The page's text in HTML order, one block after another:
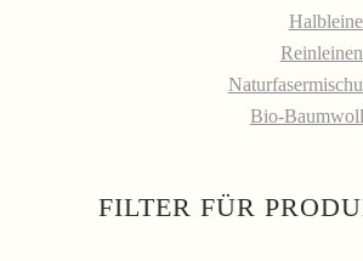
Reinleinen
Bio-
FILTER FÜR